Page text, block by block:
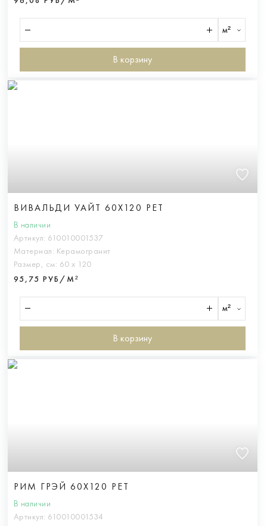
м²
В корзину
ВИВАЛЬДИ УАЙТ 60X120 РЕТ
В наличии
Артикул: 610010001537
Материал: Керамогранит
Размер, см: 60 х 120
95,75 РУБ/М²
м²
В корзину
РИМ ГРЭЙ 60X120 РЕТ
В наличии
Артикул: 610010001534